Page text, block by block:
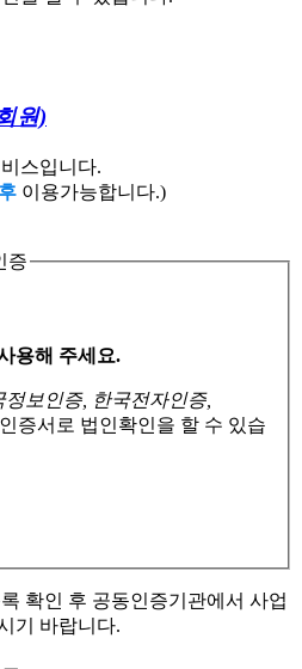
원)
스입니다.
이용가능합니다.)
증
용해 주세요.
보인증, 한국전자인증,
증서로 법인확인을 할 수 있습
확인 후 공동인증기관에서 사업
기 바랍니다.